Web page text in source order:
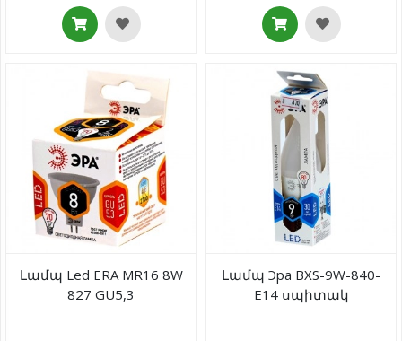
Լամպ Led ERA MR16 8W
827 GU5,3
Լամպ Эра BXS-9W-840-
E14 սպիտակ